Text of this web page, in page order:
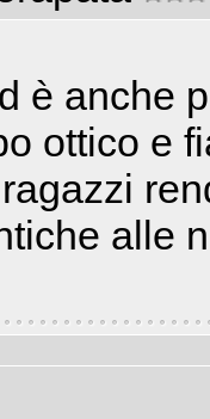
è anche
ottico e
alle